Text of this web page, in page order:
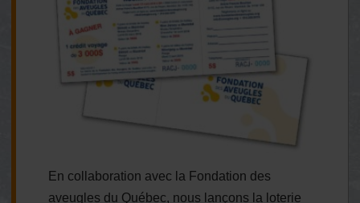
En collaboration avec la Fondation des
aveugles du Québec, nous lançons la loterie